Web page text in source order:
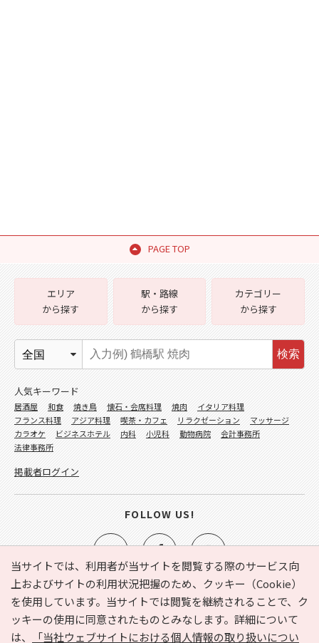
PAGE TOP
当サイトでは、利用者が当サイトを閲覧する際のサービス向
上およびサイトの利用状況把握のため、クッキー（Cookie）
を使用しています。当サイトでは閲覧を継続されることで、ク
ッキーの使用に同意されたものとみなします。詳細について
は、
「当社ウェブサイトにおける個人情報の取り扱いについ
e-NAVITA（イーナビタ）とは？ お気に入り
ヘルプ
利用規約
個人情報の取り扱いについて
運営会社
エリア
から探す
駅・路線
から探す
カテゴリー
から探す
検索
人気キーワード
居酒屋 和食 焼き鳥 懐石・会席料理 焼肉
イタリア料理
フランス料理
アジア料理 喫茶・カフェ リラクゼーション
マッサージ
カラオケ
ビジネスホテル 内科 小児科 動物病院
会計事務所
法律事務所
掲載者ログイン
FOLLOW US!